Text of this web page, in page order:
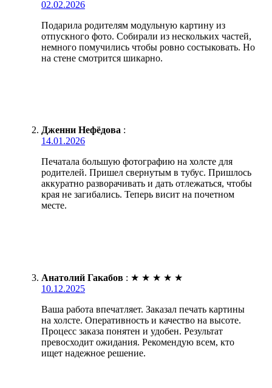
02.02.2026
Подарила родителям модульную картину из
отпускного фото. Собирали из нескольких частей,
немного помучились чтобы ровно состыковать. Но
на стене смотрится шикарно.
Дженни Нефёдова :
14.01.2026
Печатала большую фотографию на холсте для
родителей. Пришел свернутым в тубус. Пришлось
аккуратно разворачивать и дать отлежаться, чтобы
края не загибались. Теперь висит на почетном
месте.
Анатолий Гакабов : ★ ★ ★ ★ ★
10.12.2025
Ваша работа впечатляет. Заказал печать картины
на холсте. Оперативность и качество на высоте.
Процесс заказа понятен и удобен. Результат
превосходит ожидания. Рекомендую всем, кто
ищет надежное решение.